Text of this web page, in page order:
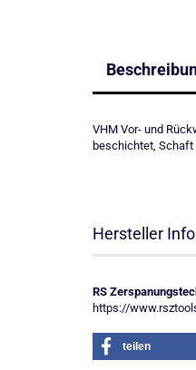
VHM Vor- und
beschichtet, Schaft
Hersteller
RS
https://
teilen